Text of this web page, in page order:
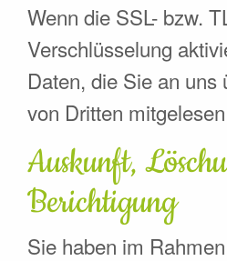
Wenn die SSL- bzw.
Verschlüsselung
Daten, die Sie an uns
von Dritten
Auskunft,
Berichtigung
Sie haben im